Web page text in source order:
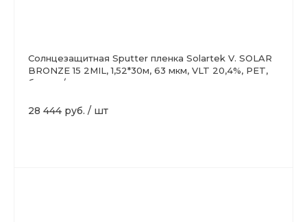
Солнцезащитная Sputter пленка Solartek V. SOLAR
BRONZE 15 2MIL, 1,52*30м, 63 мкм, VLT 20,4%, PET,
бронза/медь
28 444 руб. / шт